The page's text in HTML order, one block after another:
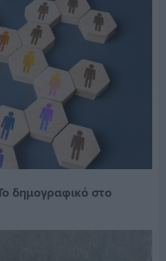
δημογραφικό στο